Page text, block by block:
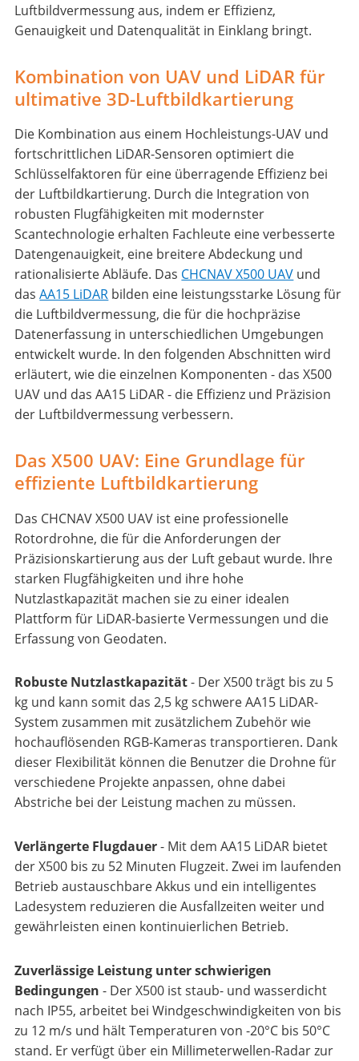
Luftbildvermessung aus, indem er Effizienz,
Genauigkeit und Datenqualität in Einklang bringt.
Kombination von UAV und LiDAR für
ultimative 3D-Luftbildkartierung
Die Kombination aus einem Hochleistungs-UAV und
fortschrittlichen LiDAR-Sensoren optimiert die
Schlüsselfaktoren für eine überragende Effizienz bei
der Luftbildkartierung. Durch die Integration von
robusten Flugfähigkeiten mit modernster
Scantechnologie erhalten Fachleute eine verbesserte
Datengenauigkeit, eine breitere Abdeckung und
rationalisierte Abläufe. Das CHCNAV X500 UAV und
dasAA15 LiDAR bilden eine leistungsstarke Lösung für
die Luftbildvermessung, die für die hochpräzise
Datenerfassung in unterschiedlichen Umgebungen
entwickelt wurde. In den folgenden Abschnitten wird
erläutert, wie die einzelnen Komponenten - das X500
UAV und das AA15 LiDAR - die Effizienz und Präzision
der Luftbildvermessung verbessern.
Das X500 UAV: Eine Grundlage für
effiziente Luftbildkartierung
Das CHCNAV X500 UAV ist eine professionelle
Rotordrohne, die für die Anforderungen der
Präzisionskartierung aus der Luft gebaut wurde. Ihre
starken Flugfähigkeiten und ihre hohe
Nutzlastkapazität machen sie zu einer idealen
Plattform für LiDAR-basierte Vermessungen und die
Erfassung von Geodaten.
Robuste Nutzlastkapazität- Der X500 trägt bis zu 5
kg und kann somit das 2,5 kg schwere AA15 LiDAR-
System zusammen mit zusätzlichem Zubehör wie
hochauflösenden RGB-Kameras transportieren. Dank
dieser Flexibilität können die Benutzer die Drohne für
verschiedene Projekte anpassen, ohne dabei
Abstriche bei der Leistung machen zu müssen.
Verlängerte Flugdauer- Mit dem AA15 LiDAR bietet
der X500 bis zu 52 Minuten Flugzeit. Zwei im laufenden
Betrieb austauschbare Akkus und ein intelligentes
Ladesystem reduzieren die Ausfallzeiten weiter und
gewährleisten einen kontinuierlichen Betrieb.
Zuverlässige Leistung unter schwierigen
Bedingungen - Der X500 ist staub- und wasserdicht
nach IP55, arbeitet bei Windgeschwindigkeiten von bis
zu 12 m/s und hält Temperaturen von -20°C bis 50°C
stand. Er verfügt über ein Millimeterwellen-Radar zur